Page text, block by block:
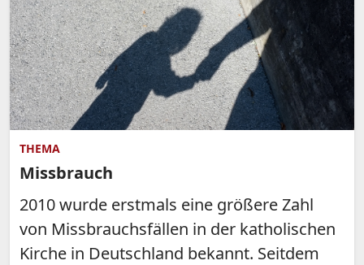
THEMA
Missbrauch
2010 wurde erstmals eine größere Zahl
von Missbrauchsfällen in der katholischen
Kirche in Deutschland bekannt. Seitdem